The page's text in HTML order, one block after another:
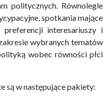
politycznych. Równolegle
spotkania mające
interesariuszy i
wybranych tematów
wobec równości płci
są w następujące pakiety: